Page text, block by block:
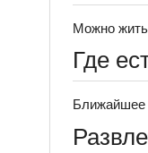
Можно
Где